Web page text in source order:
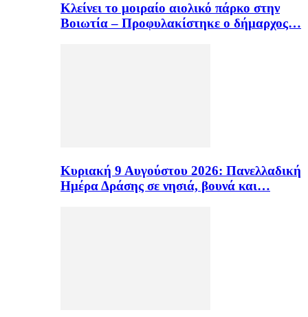
Κλείνει το μοιραίο αιολικό πάρκο στην
Βοιωτία – Προφυλακίστηκε ο δήμαρχος…
Κυριακή 9 Αυγούστου 2026: Πανελλαδική
Ημέρα Δράσης σε νησιά, βουνά και…